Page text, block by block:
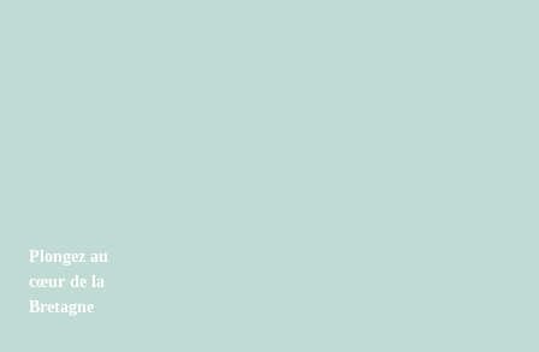
Plongez au
cœur de la
Bretagne